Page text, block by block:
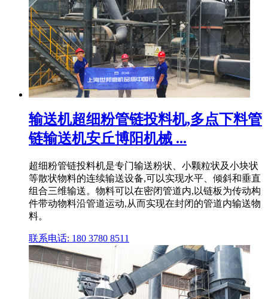
输送机超细粉管链投料机,多点下料管
链输送机安丘博阳机械 ...
超细粉管链投料机是专门输送粉状、小颗粒状及小块状
等散状物料的连续输送设备,可以实现水平、倾斜和垂直
组合三维输送。物料可以在密闭管道内,以链板为传动构
件带动物料沿管道运动,从而实现在封闭的管道内输送物
料。
联系电话: 180 3780 8511